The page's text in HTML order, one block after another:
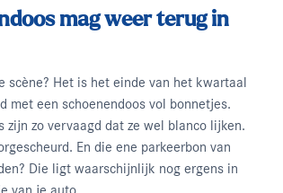
mag weer terug in
scène? Het is het einde van het kwartaal
met een schoenendoos vol bonnetjes.
zijn zo vervaagd dat ze wel blanco lijken.
En die ene parkeerbon van
Die ligt waarschijnlijk nog ergens in